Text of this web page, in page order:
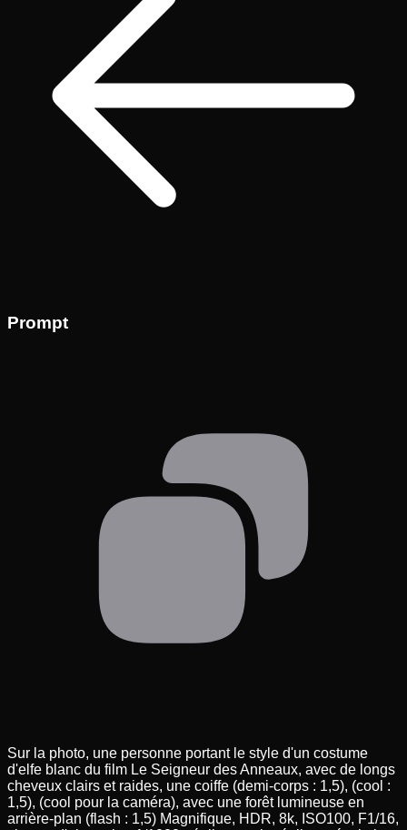
Prompt
Sur la photo, une personne portant le style d'un costume
d'elfe blanc du film Le Seigneur des Anneaux, avec de longs
cheveux clairs et raides, une coiffe (demi-corps : 1,5), (cool :
1,5), (cool pour la caméra), avec une forêt lumineuse en
arrière-plan (flash : 1,5) Magnifique, HDR, 8k, ISO100, F1/16,